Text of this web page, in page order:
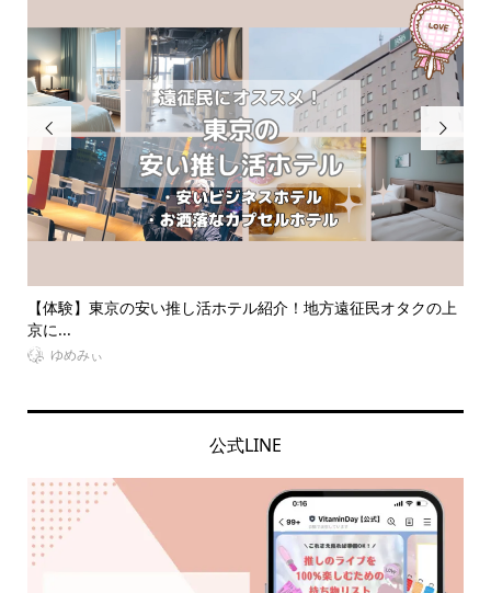

遠征民オタクの上 【祭壇とは？】オタク必見！推しの祭壇の作り方

公式LINE